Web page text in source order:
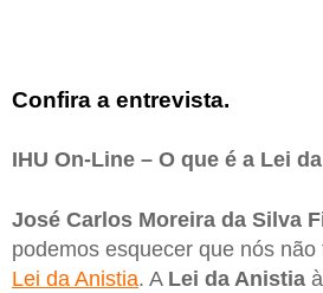
Confira a entrevista.
IHU On-Line – O que é a Lei
José Carlos Moreira da Silva
podemos esquecer que nós
Lei da Anistia. A Lei da Anistia